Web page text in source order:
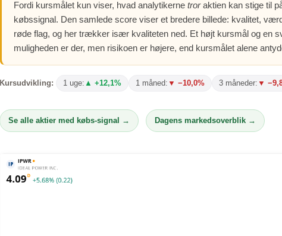
Fordi kursmålet kun viser, hvad analytikerne troraktien kan stige til
købssignal. Den samlede score viser et bredere billede: kvalitet,
røde flag, og her trækker især kvaliteten ned. Et højt kursmål og en
muligheden er der, men risikoen er højere, end kursmålet alene
Kursudvikling: 1 uge: ▲ +12,1% 1 måned: ▼ −10,0% 3 måneder: ▼
Se alle aktier med købs-signal → Dagens markedsoverblik →